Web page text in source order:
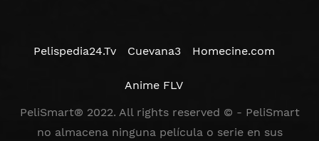
Pelispedia24.Tv Cuevana3 Homecine.com
Anime FLV
PeliSmart® 2022. All rights reserved © - PeliSmart
no almacena ninguna película o serie en sus